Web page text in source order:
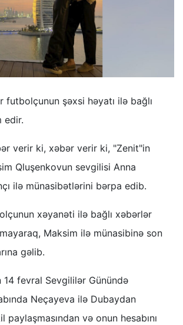
futbolçunun şəxsi həyatı ilə bağlı
edir.
verir ki, xəbər verir ki, "Zenit"in
Qluşenkovun sevgilisi Anna
ilə münasibətlərini bərpa edib.
xəyanəti ilə bağlı xəbərlər
Maksim ilə münasibinə son
gəlib.
14 fevral Sevgililər Günündə
Neçayeva ilə Dubaydan
və onun hesabını